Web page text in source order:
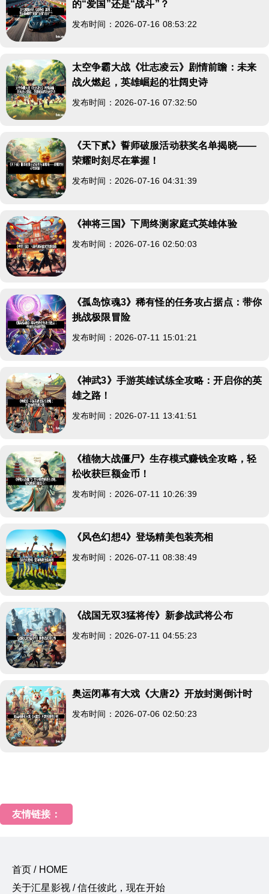
的“爱国”还是“战斗”？
发布时间：2026-07-16 08:53:22
太空争霸大战《壮志凌云》剧情前瞻：未来
战火燃起，英雄崛起的壮阔史诗
发布时间：2026-07-16 07:32:50
《天下贰》誓师破服活动获奖名单揭晓——
荣耀时刻尽在掌握！
发布时间：2026-07-16 04:31:39
《神将三国》下周终测家庭式英雄体验
发布时间：2026-07-16 02:50:03
《孤岛惊魂3》稀有怪的任务攻占据点：带你
挑战极限冒险
发布时间：2026-07-11 15:01:21
《神武3》手游英雄试练全攻略：开启你的英
雄之路！
发布时间：2026-07-11 13:41:51
《植物大战僵尸》生存模式赚钱全攻略，轻
松收获巨额金币！
发布时间：2026-07-11 10:26:39
《风色幻想4》登场精美包装亮相
发布时间：2026-07-11 08:38:49
《战国无双3猛将传》新参战武将公布
发布时间：2026-07-11 04:55:23
奥运闭幕有大戏《大唐2》开放封测倒计时
发布时间：2026-07-06 02:50:23
友情链接：
首页 / HOME
关于汇星影视 / 信任彼此，现在开始